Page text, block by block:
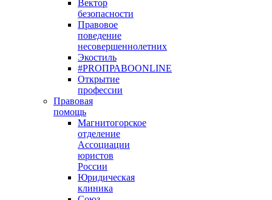
Вектор
безопасности
Правовое
поведение
несовершеннолетних
Экостиль
#PROПРАВОONLINE
Открытие
профессии
Правовая
помощь
Магнитогорское
отделение
Ассоциации
юристов
России
Юридическая
клиника